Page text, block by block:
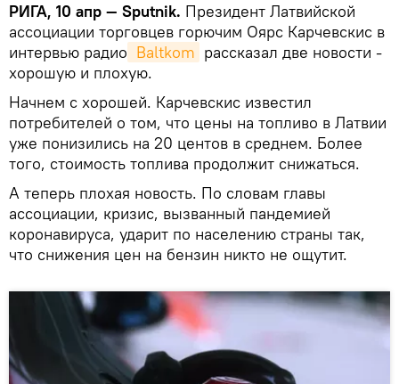
РИГА, 10 апр — Sputnik. Президент Латвийской
ассоциации торговцев горючим Оярс Карчевскис в
интервью радио Baltkom рассказал две новости -
хорошую и плохую.
Начнем с хорошей. Карчевскис известил
потребителей о том, что цены на топливо в Латвии
уже понизились на 20 центов в среднем. Более
того, стоимость топлива продолжит снижаться.
А теперь плохая новость. По словам главы
ассоциации, кризис, вызванный пандемией
коронавируса, ударит по населению страны так,
что снижения цен на бензин никто не ощутит.